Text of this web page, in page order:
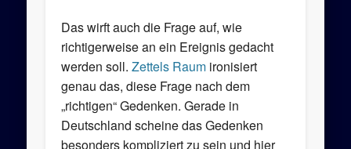
Das wirft auch die Frage auf, wie
richtigerweise an ein Ereignis gedacht
werden soll.Zettels Raum ironisiert
genau das, diese Frage nach dem
„richtigen“ Gedenken. Gerade in
Deutschland scheine das Gedenken
besonders kompliziert zu sein und hier